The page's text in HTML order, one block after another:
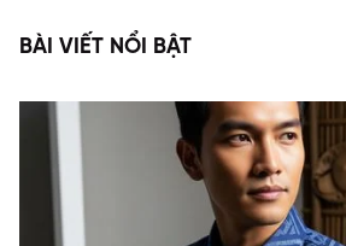
BÀI VIẾT NỔI BẬT